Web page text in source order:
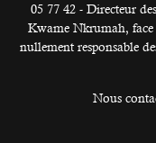
05 77 42 - Directeur
Kwame Nkrumah, face
nullement responsable
Nous